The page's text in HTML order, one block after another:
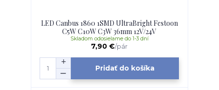
LED Canbus 1860 1SMD UltraBright Festoon
C5W C10W C3W 36mm 12V/24V
7,90 €/pár
Skladom odosielame do 1-3 dní
Pridať do košíka